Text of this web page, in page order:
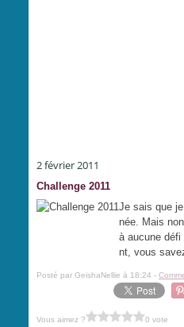
2 février 2011
Challenge 2011
Je sais que
née. Mais
à aucune
nt, vous
Posté par GeishaNellie à 18:24 -
Vous aimez ? 0 vote